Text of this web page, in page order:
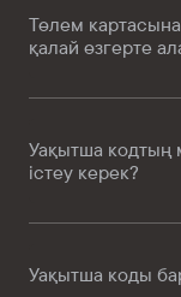
Төлем
қалай өзгерте
Уақытша кодтың
істеу керек?
Уақытша коды